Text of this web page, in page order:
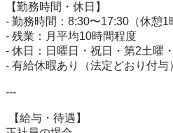
【勤務時間・休日】
- 勤務時間：8:30〜17:30（休憩1
- 残業：月平均10時間程度
- 休日：日曜日・祝日・第2土曜
- 有給休暇あり（法定どおり付与
---